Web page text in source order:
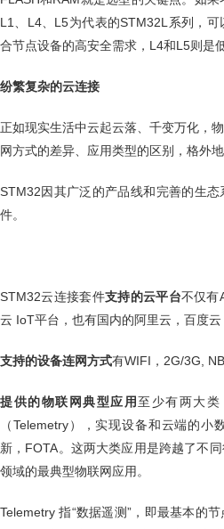
L1、L4、L5为代表的STM32L系列，
合节点设备的高安全需求，L4和L5则是
纷繁复杂的云连接
正如现实生活中云起云落、千变万化，
网方式的差异、应用类型的区别，格外地
STM32因其广泛的产品线和完善的生
件。
STM32云连接套件支持的云平台不仅有
云 IoT平台，也有国内的阿里云，百度云
支持的设备连网方式有WIFI，2G/3G,
提供的物联网典型应用至少有两大类
（Telemetry），实现设备和云端的
新，FOTA。这两大类应用是跨越了不
领域的最典型物联网应用。
Telemetry 指“数据遥测”，即最基本的